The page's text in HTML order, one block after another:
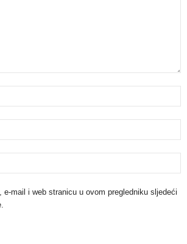
e-mail i web stranicu u ovom pregledniku sljedeći